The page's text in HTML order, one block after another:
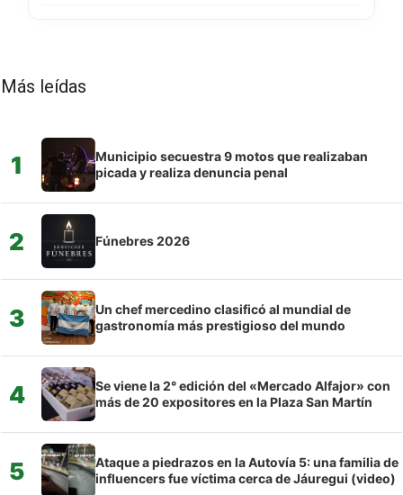
Más leídas
1
Municipio secuestra 9 motos que realizaban
picada y realiza denuncia penal
2 Fúnebres 2026
3
Un chef mercedino clasificó al mundial de
gastronomía más prestigioso del mundo
4
Se viene la 2° edición del «Mercado Alfajor» con
más de 20 expositores en la Plaza San Martín
5
Ataque a piedrazos en la Autovía 5: una familia de
influencers fue víctima cerca de Jáuregui (video)